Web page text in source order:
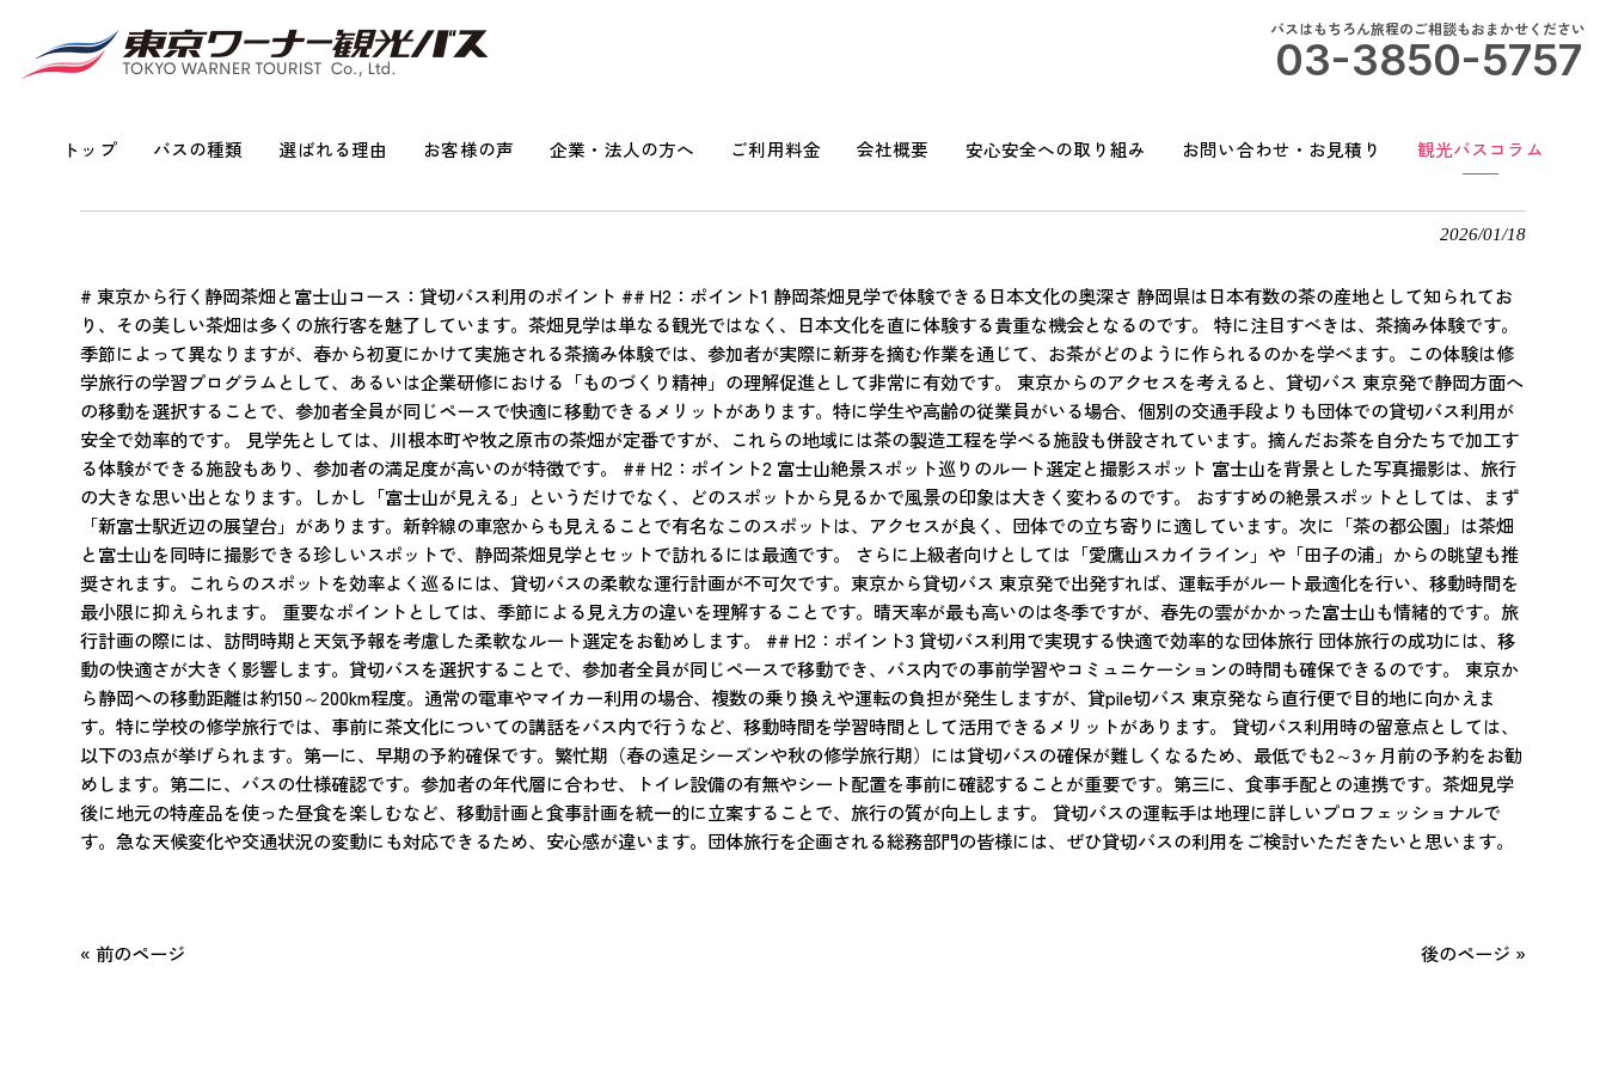
バスはもちろん旅程のご相談もおまかせください
03-3850-5757
トップ バスの種類 選ばれる理由 お客様の声 企業・法人の方へ ご利用料金 会社概要 安心安全への取り組み お問い合わせ・お見積り 観光バスコラム
東京発・静岡茶畑と富士山を巡る貸切バス旅行｜団体向け最適ルートと予約のコツ
2026/01/18
# 東京から行く静岡茶畑と富士山コース：貸切バス利用のポイント ## H2：ポイント1 静岡茶畑見学で体験できる日本文化の奥深さ 静岡県は日本有数の茶の産地として知られてお
り、その美しい茶畑は多くの旅行客を魅了しています。茶畑見学は単なる観光ではなく、日本文化を直に体験する貴重な機会となるのです。 特に注目すべきは、茶摘み体験です。
季節によって異なりますが、春から初夏にかけて実施される茶摘み体験では、参加者が実際に新芽を摘む作業を通じて、お茶がどのように作られるのかを学べます。この体験は修
学旅行の学習プログラムとして、あるいは企業研修における「ものづくり精神」の理解促進として非常に有効です。 東京からのアクセスを考えると、貸切バス 東京発で静岡方面へ
の移動を選択することで、参加者全員が同じペースで快適に移動できるメリットがあります。特に学生や高齢の従業員がいる場合、個別の交通手段よりも団体での貸切バス利用が
安全で効率的です。 見学先としては、川根本町や牧之原市の茶畑が定番ですが、これらの地域には茶の製造工程を学べる施設も併設されています。摘んだお茶を自分たちで加工す
る体験ができる施設もあり、参加者の満足度が高いのが特徴です。 ## H2：ポイント2 富士山絶景スポット巡りのルート選定と撮影スポット 富士山を背景とした写真撮影は、旅行
の大きな思い出となります。しかし「富士山が見える」というだけでなく、どのスポットから見るかで風景の印象は大きく変わるのです。 おすすめの絶景スポットとしては、まず
「新富士駅近辺の展望台」があります。新幹線の車窓からも見えることで有名なこのスポットは、アクセスが良く、団体での立ち寄りに適しています。次に「茶の都公園」は茶畑
と富士山を同時に撮影できる珍しいスポットで、静岡茶畑見学とセットで訪れるには最適です。 さらに上級者向けとしては「愛鷹山スカイライン」や「田子の浦」からの眺望も推
奨されます。これらのスポットを効率よく巡るには、貸切バスの柔軟な運行計画が不可欠です。東京から貸切バス 東京発で出発すれば、運転手がルート最適化を行い、移動時間を
最小限に抑えられます。 重要なポイントとしては、季節による見え方の違いを理解することです。晴天率が最も高いのは冬季ですが、春先の雲がかかった富士山も情緒的です。旅
行計画の際には、訪問時期と天気予報を考慮した柔軟なルート選定をお勧めします。 ## H2：ポイント3 貸切バス利用で実現する快適で効率的な団体旅行 団体旅行の成功には、移
動の快適さが大きく影響します。貸切バスを選択することで、参加者全員が同じペースで移動でき、バス内での事前学習やコミュニケーションの時間も確保できるのです。 東京か
ら静岡への移動距離は約150～200km程度。通常の電車やマイカー利用の場合、複数の乗り換えや運転の負担が発生しますが、貸pile切バス 東京発なら直行便で目的地に向かえま
す。特に学校の修学旅行では、事前に茶文化についての講話をバス内で行うなど、移動時間を学習時間として活用できるメリットがあります。 貸切バス利用時の留意点としては、
以下の3点が挙げられます。第一に、早期の予約確保です。繁忙期（春の遠足シーズンや秋の修学旅行期）には貸切バスの確保が難しくなるため、最低でも2～3ヶ月前の予約をお勧
めします。第二に、バスの仕様確認です。参加者の年代層に合わせ、トイレ設備の有無やシート配置を事前に確認することが重要です。第三に、食事手配との連携です。茶畑見学
後に地元の特産品を使った昼食を楽しむなど、移動計画と食事計画を統一的に立案することで、旅行の質が向上します。 貸切バスの運転手は地理に詳しいプロフェッショナルで
す。急な天候変化や交通状況の変動にも対応できるため、安心感が違います。団体旅行を企画される総務部門の皆様には、ぜひ貸切バスの利用をご検討いただきたいと思います。
« 前のページ 後のページ »